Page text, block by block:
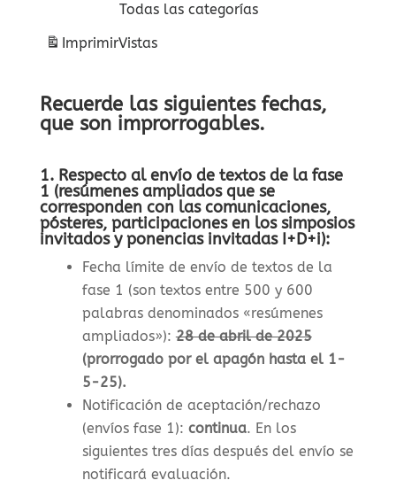
Todas las categorías
ImprimirVistas
Recuerde las siguientes fechas,
que son improrrogables.
1. Respecto al envío de textos de la fase
1 (resúmenes ampliados que se
corresponden con las comunicaciones,
pósteres, participaciones en los simposios
invitados y ponencias invitadas I+D+i):
Fecha límite de envío de textos de la
fase 1 (son textos entre 500 y 600
palabras denominados «resúmenes
ampliados»):28 de abril de 2025
(prorrogado por el apagón hasta el 1-
5-25).
Notificación de aceptación/rechazo
(envíos fase 1): continua. En los
siguientes tres días después del envío se
notificará evaluación.